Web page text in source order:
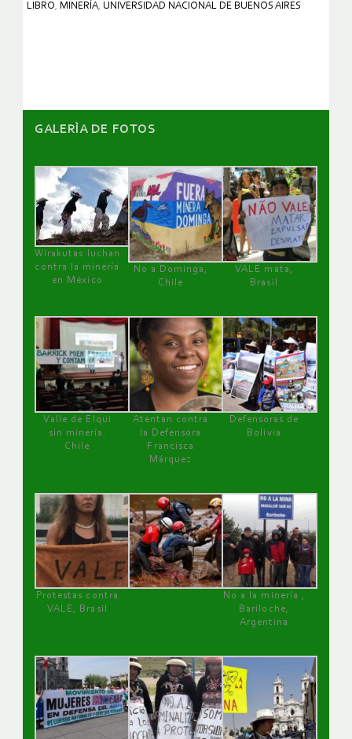
LIBRO, MINERÍA, UNIVERSIDAD NACIONAL DE BUENOS AIRES
GALERÌA DE FOTOS
Wirakutas luchan
contra la minería
en México
No a Dominga,
Chile
VALE mata,
Brasil
Valle de Elqui
sin minería.
Chile
Atentan contra
la Defensora
Francisca
Márquez
Defensoras de
Bolivia
Protestas contra
VALE, Brasil
No a la minería ,
Bariloche,
Argentina